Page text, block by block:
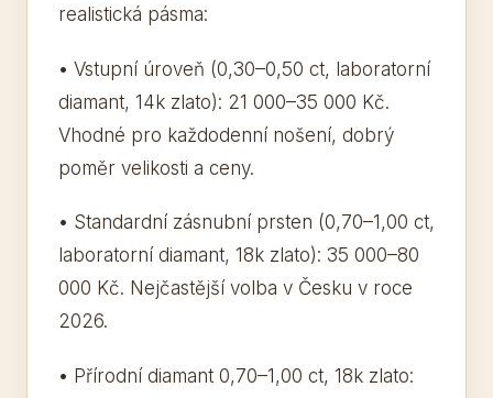
realistická pásma:
• Vstupní úroveň (0,30–0,50 ct, laboratorní
diamant, 14k zlato): 21 000–35 000 Kč.
Vhodné pro každodenní nošení, dobrý
poměr velikosti a ceny.
• Standardní zásnubní prsten (0,70–1,00 ct,
laboratorní diamant, 18k zlato): 35 000–80
000 Kč. Nejčastější volba v Česku v roce
2026.
• Přírodní diamant 0,70–1,00 ct, 18k zlato: